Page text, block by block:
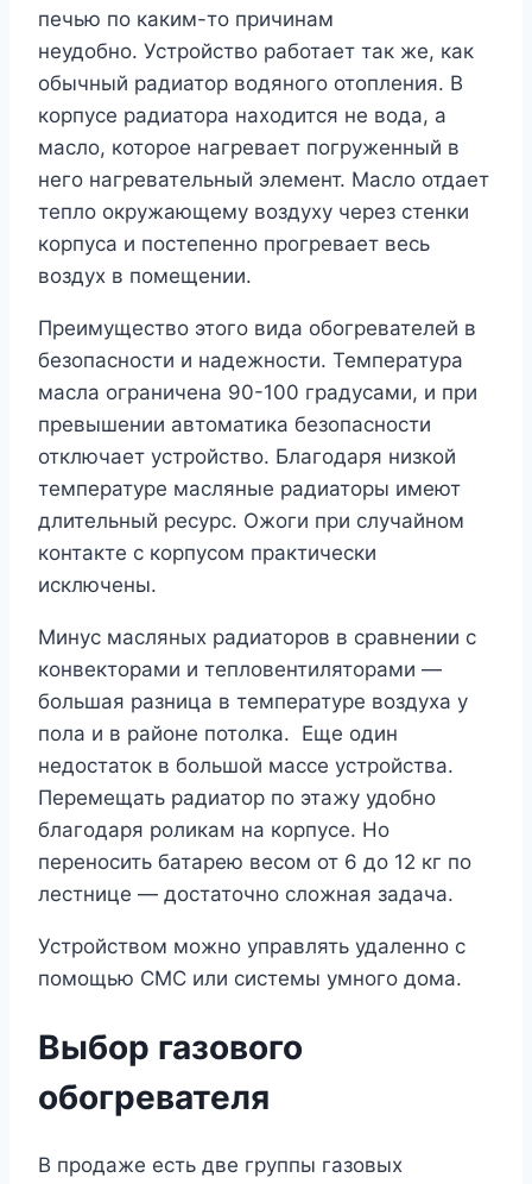
печью по каким-то причинам
неудобно. Устройство работает так же, как
обычный радиатор водяного отопления. В
корпусе радиатора находится не вода, а
масло, которое нагревает погруженный в
него нагревательный элемент. Масло отдает
тепло окружающему воздуху через стенки
корпуса и постепенно прогревает весь
воздух в помещении.
Преимущество этого вида обогревателей в
безопасности и надежности. Температура
масла ограничена 90-100 градусами, и при
превышении автоматика безопасности
отключает устройство. Благодаря низкой
температуре масляные радиаторы имеют
длительный ресурс. Ожоги при случайном
контакте с корпусом практически
исключены.
Минус масляных радиаторов в сравнении с
конвекторами и тепловентиляторами —
большая разница в температуре воздуха у
пола и в районе потолка. Еще один
недостаток в большой массе устройства.
Перемещать радиатор по этажу удобно
благодаря роликам на корпусе. Но
переносить батарею весом от 6 до 12 кг по
лестнице — достаточно сложная задача.
Устройством можно управлять удаленно с
помощью СМС или системы умного дома.
Выбор газового
обогревателя
В продаже есть две группы газовых